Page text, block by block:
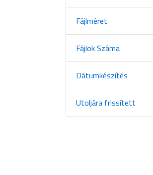
Fájlméret
Fájlok Száma
Dátumkészítés
Utoljára frissített